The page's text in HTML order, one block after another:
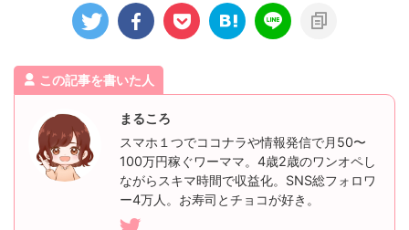
この記事を書いた人
まるころ
スマホ１つでココナラや情報発信で月50〜
100万円稼ぐワーママ。4歳2歳のワンオペし
ながらスキマ時間で収益化。SNS総フォロワ
ー4万人。お寿司とチョコが好き。